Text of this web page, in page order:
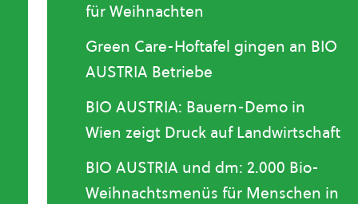
für Weihnachten
Green Care-Hoftafel gingen an BIO
AUSTRIA Betriebe
BIO AUSTRIA: Bauern-Demo in
Wien zeigt Druck auf Landwirtschaft
BIO AUSTRIA und dm: 2.000 Bio-
Weihnachtsmenüs für Menschen in